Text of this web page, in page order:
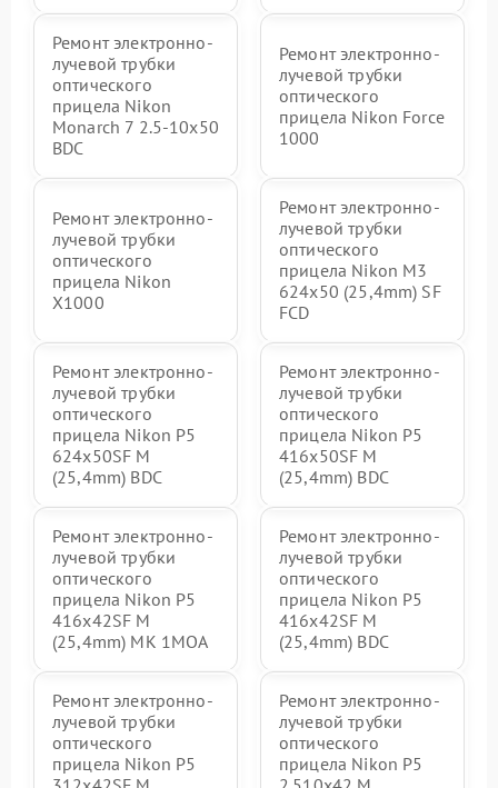
Ремонт электронно-
лучевой трубки
оптического
прицела Nikon
Monarch 7 2.5-10x50
BDC
Ремонт электронно-
лучевой трубки
оптического
прицела Nikon Force
1000
Ремонт электронно-
лучевой трубки
оптического
прицела Nikon
X1000
Ремонт электронно-
лучевой трубки
оптического
прицела Nikon M3
624x50 (25,4mm) SF
FCD
Ремонт электронно-
лучевой трубки
оптического
прицела Nikon P5
624x50SF M
(25,4mm) BDC
Ремонт электронно-
лучевой трубки
оптического
прицела Nikon P5
416x50SF M
(25,4mm) BDC
Ремонт электронно-
лучевой трубки
оптического
прицела Nikon P5
416x42SF M
(25,4mm) MK 1MOA
Ремонт электронно-
лучевой трубки
оптического
прицела Nikon P5
416x42SF M
(25,4mm) BDC
Ремонт электронно-
лучевой трубки
оптического
прицела Nikon P5
Ремонт электронно-
лучевой трубки
оптического
прицела Nikon P5